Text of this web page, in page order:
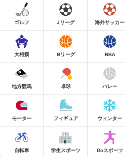
ゴルフ Jリーグ 海外サッカー
大相撲 Bリーグ NBA
地方競馬 卓球 バレー
モーター フィギュア ウィンター
自転車 学生スポーツ Doスポーツ